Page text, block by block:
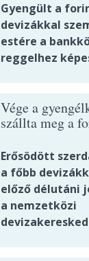
Gyengült a
devizákkal
estére a
reggelhez
Vége a
szállta meg a
Erősödött
a főbb
előző délutáni
a nemzetközi